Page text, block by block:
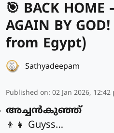
🎯 BACK HOME
AGAIN BY
from Egypt)
Sathyadeepam
Published on: 02 Jan 2026, 12:42
അച്ചൻകുഞ്ഞ്
👦👧 Guyss…